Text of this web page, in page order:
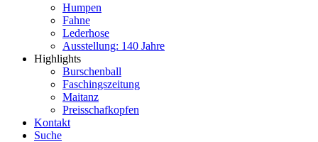
Humpen
Fahne
Lederhose
Ausstellung: 140 Jahre
Highlights
Burschenball
Faschingszeitung
Maitanz
Preisschafkopfen
Kontakt
Suche